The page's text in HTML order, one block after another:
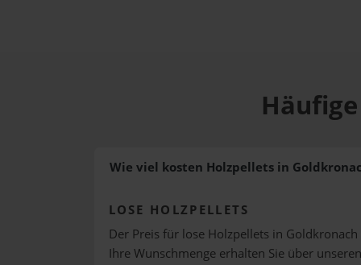
Wie viel kosten Holzpellets in
LOSE HOLZPELLETS
Der Preis für lose Holzpellets in
Ihre Wunschmenge erhalten Sie über unseren